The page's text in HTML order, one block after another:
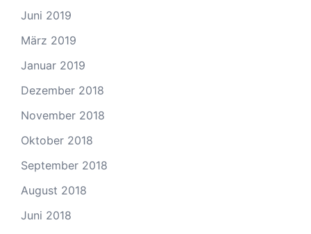
Juni 2019
März 2019
Januar 2019
Dezember 2018
November 2018
Oktober 2018
September 2018
August 2018
Juni 2018